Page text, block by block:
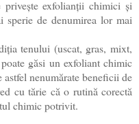
exfolianții chimici și
sperie de denumirea lor mai
tenului (uscat, gras, mixt,
găsi un exfoliant chimic
astfel nenumărate beneficii de
cu tărie că o rutină corectă
chimic potrivit.